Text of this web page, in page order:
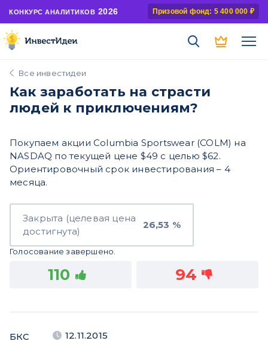
КОНКУРС АНАЛИТИКОВ 2026 Призовой фонд: 5 400 000 ₽
Все инвестидеи
Как заработать на страсти
людей к приключениям?
Покупаем акции Columbia Sportswear (COLM) на
NASDAQ по текущей цене $49 с целью $62.
Ориентировочный срок инвестирования – 4
месяца.
Закрыта (целевая цена
достигнута)
26,53 %
Голосование завершено.
110 94
БКС 12.11.2015